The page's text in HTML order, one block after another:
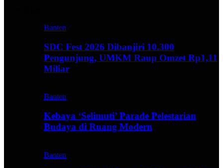
Banten
SDC Fest 2026 Dibanjiri 10.300
Pengunjung, UMKM Raup Omzet Rp1,11
Miliar
Banten
Kebaya ‘Selimuti’ Parade Pelestarian
Budaya di Ruang Modern
Banten